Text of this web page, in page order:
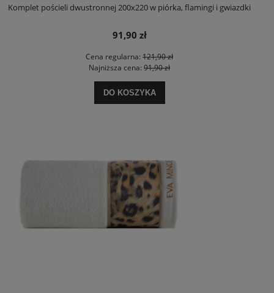
Komplet pościeli dwustronnej 200x220 w piórka, flamingi i gwiazdki
91,90 zł
Cena regularna: 121,90 zł
Najniższa cena: 91,90 zł
DO KOSZYKA